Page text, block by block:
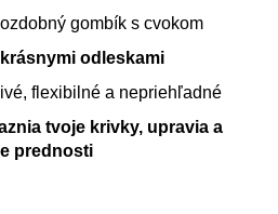
gombík s cvokom
odleskami
flexibilné a nepriehľadné
tvoje krivky, upravia a
prednosti